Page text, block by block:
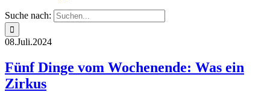
Suche nach:
08.Juli.2024
Fünf Dinge vom Wochenende: Was ein
Zirkus